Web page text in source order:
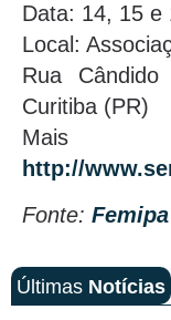
Data: 14, 15 e
Local:
Rua
Curitiba (PR)
Mais
http://
Fonte: Femipa
Últimas Notícias